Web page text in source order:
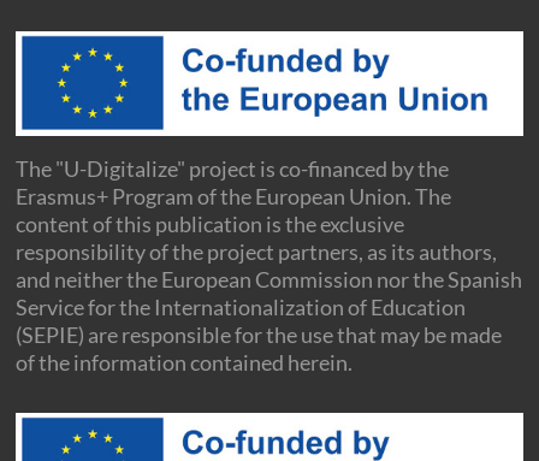
The "U-Digitalize" project is co-financed by the
Erasmus+ Program of the European Union. The
content of this publication is the exclusive
responsibility of the project partners, as its authors,
and neither the European Commission nor the Spanish
Service for the Internationalization of Education
(SEPIE) are responsible for the use that may be made
of the information contained herein.